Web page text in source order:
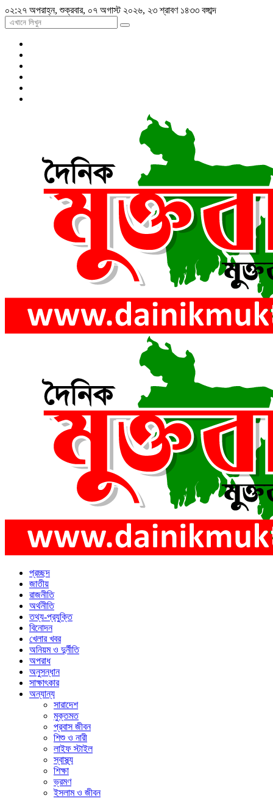
০২:২৭ অপরাহ্ন, শুক্রবার, ০৭ অগাস্ট ২০২৬, ২৩ শ্রাবণ ১৪৩৩ বঙ্গাব্দ
প্রচ্ছদ
জাতীয়
রাজনীতি
অর্থনীতি
তথ্য-প্রযুক্তি
বিনোদন
খেলার খবর
অনিয়ম ও দুর্নীতি
অপরাধ
অনুসন্ধান
সাক্ষাৎকার
অন্যান্য
সারাদেশ
মুক্তমত
প্রবাস জীবন
শিশু ও নারী
লাইফ স্টাইল
স্বাস্থ্য
শিক্ষা
ভ্রমণ
ইসলাম ও জীবন